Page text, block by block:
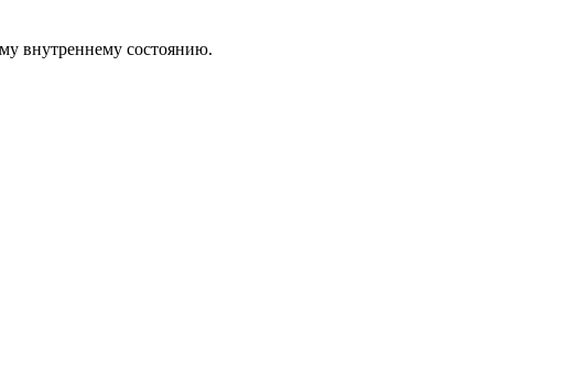
внутреннему состоянию.